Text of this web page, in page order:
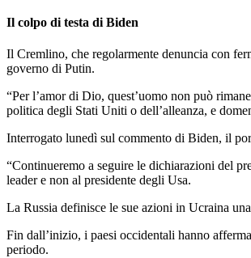
Il colpo di testa di Biden
Il Cremlino, che regolarmente denuncia con
governo di Putin.
“Per l’amor di Dio, quest’uomo non può
politica degli Stati Uniti o dell’alleanza, e
Interrogato lunedì sul commento di Biden, il
“Continueremo a seguire le dichiarazioni del
leader e non al presidente degli Usa.
La Russia definisce le sue azioni in Ucraina
Fin dall’inizio, i paesi occidentali hanno
periodo.